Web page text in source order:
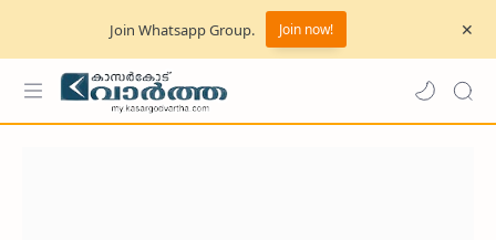
Join Whatsapp Group. Join now!